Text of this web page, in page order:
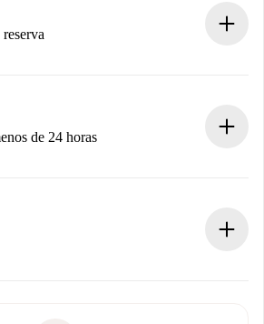
informações necessárias
até que o proprietário confirme.
de 24 horas
cobraremos nada e ofereceremos